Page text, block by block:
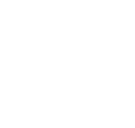
三告李彦明》下